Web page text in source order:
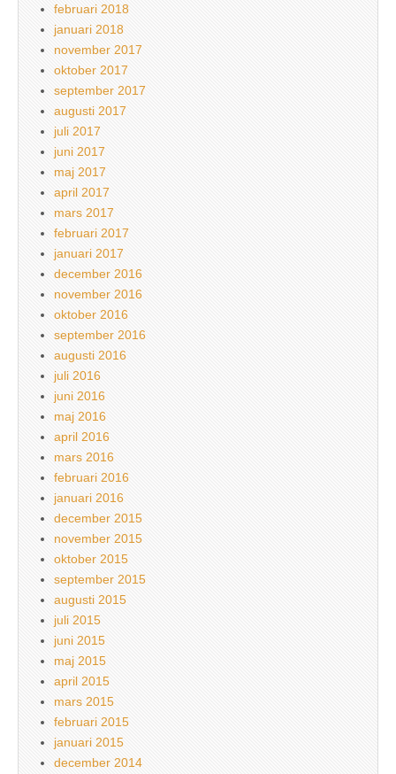
februari 2018
januari 2018
november 2017
oktober 2017
september 2017
augusti 2017
juli 2017
juni 2017
maj 2017
april 2017
mars 2017
februari 2017
januari 2017
december 2016
november 2016
oktober 2016
september 2016
augusti 2016
juli 2016
juni 2016
maj 2016
april 2016
mars 2016
februari 2016
januari 2016
december 2015
november 2015
oktober 2015
september 2015
augusti 2015
juli 2015
juni 2015
maj 2015
april 2015
mars 2015
februari 2015
januari 2015
december 2014